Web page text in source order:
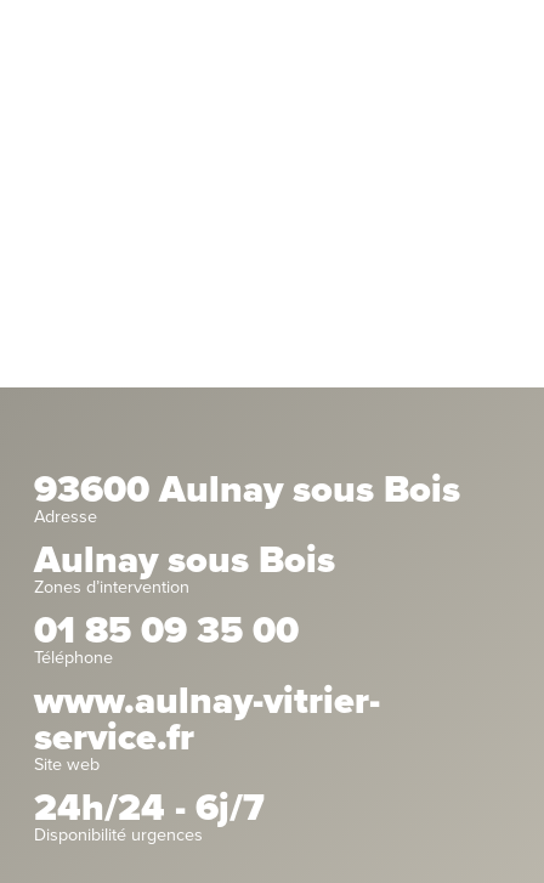
93600 Aulnay sous Bois
Adresse
Aulnay sous Bois
Zones d’intervention
01 85 09 35 00
Téléphone
www.aulnay-vitrier-
service.fr
Site web
24h/24 - 6j/7
Disponibilité urgences